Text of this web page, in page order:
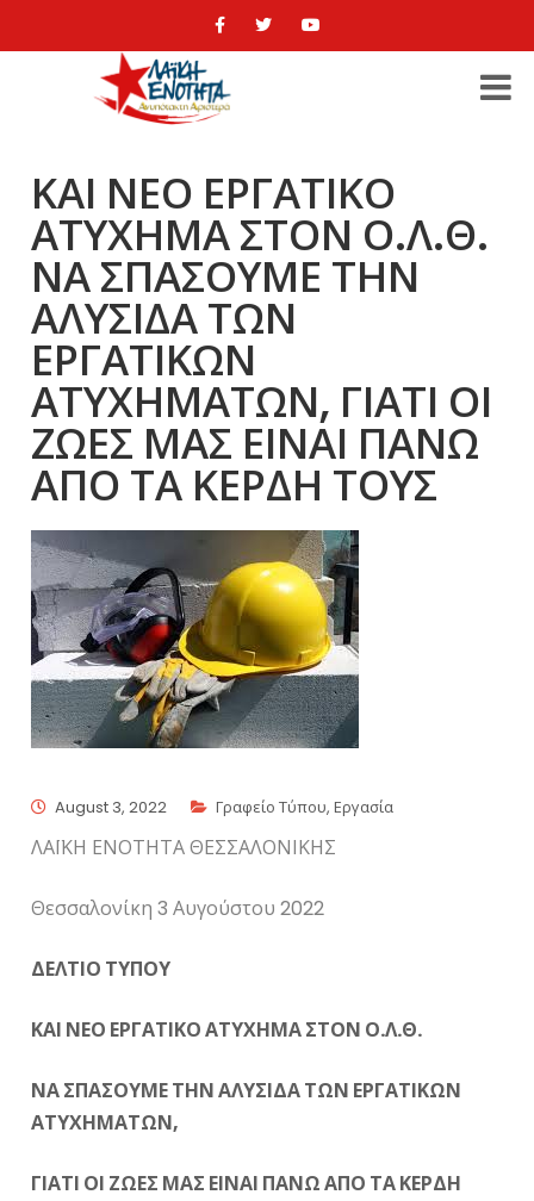
ΚΑΙ ΝΕΟ ΕΡΓΑΤΙΚΟ
ΑΤΥΧΗΜΑ ΣΤΟΝ Ο.Λ.Θ.
ΝΑ ΣΠΑΣΟΥΜΕ ΤΗΝ
ΑΛΥΣΙΔΑ ΤΩΝ
ΕΡΓΑΤΙΚΩΝ
ΑΤΥΧΗΜΑΤΩΝ, ΓΙΑΤΙ ΟΙ
ΖΩΕΣ ΜΑΣ ΕΙΝΑΙ ΠΑΝΩ
ΑΠΟ ΤΑ ΚΕΡΔΗ ΤΟΥΣ
August 3, 2022 Γραφείο Τύπου,Εργασία
ΛΑΪΚΗ ΕΝΟΤΗΤΑ ΘΕΣΣΑΛΟΝΙΚΗΣ
Θεσσαλονίκη 3 Αυγούστου 2022
ΔΕΛΤΙΟ ΤΥΠΟΥ
ΚΑΙ ΝΕΟ ΕΡΓΑΤΙΚΟ ΑΤΥΧΗΜΑ ΣΤΟΝ Ο.Λ.Θ.
ΝΑ ΣΠΑΣΟΥΜΕ ΤΗΝ ΑΛΥΣΙΔΑ ΤΩΝ ΕΡΓΑΤΙΚΩΝ
ΑΤΥΧΗΜΑΤΩΝ,
ΓΙΑΤΙ ΟΙ ΖΩΕΣ ΜΑΣ ΕΙΝΑΙ ΠΑΝΩ ΑΠΟ ΤΑ ΚΕΡΔΗ